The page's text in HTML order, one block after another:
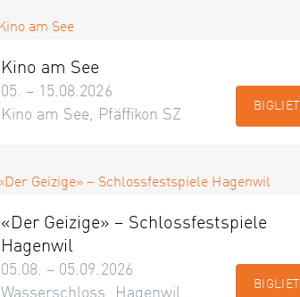
Kino am See
05. – 15.08.2026
Kino am See, Pfäffikon SZ
«Der Geizige» – Schlossfestspiele
Hagenwil
05.08. – 05.09.2026
Wasserschloss, Hagenwil